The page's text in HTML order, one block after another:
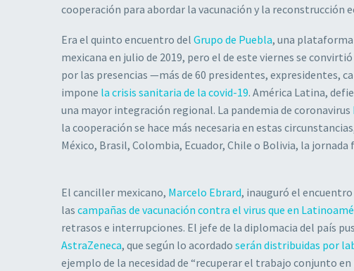
cooperación para abordar la vacunación y la reconstrucción
Era el quinto encuentro del Grupo de Puebla, una
mexicana en julio de 2019, pero el de este viernes se
por las presencias —más de 60 presidentes, expresidentes,
impone la crisis sanitaria de la covid-19. América Latina,
una mayor integración regional. La pandemia de coronavirus
la cooperación se hace más necesaria en estas
México, Brasil, Colombia, Ecuador, Chile o Bolivia, la
El canciller mexicano, Marcelo Ebrard, inauguró el
las campañas de vacunación contra el virus que en
retrasos e interrupciones. El jefe de la diplomacia del país
AstraZeneca, que según lo acordado serán distribuidas por
ejemplo de la necesidad de “recuperar el trabajo conjunto